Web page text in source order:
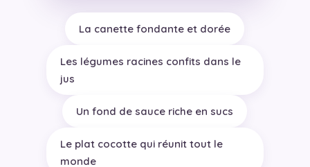
La canette fondante et dorée
Les légumes racines confits dans le
jus
Un fond de sauce riche en sucs
Le plat cocotte qui réunit tout le
monde